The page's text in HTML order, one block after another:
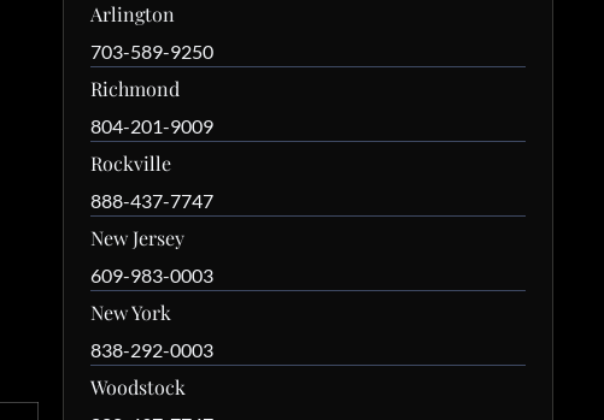
Arlington
703-589-9250
Richmond
804-201-9009
Rockville
888-437-7747
New Jersey
609-983-0003
New York
838-292-0003
Woodstock